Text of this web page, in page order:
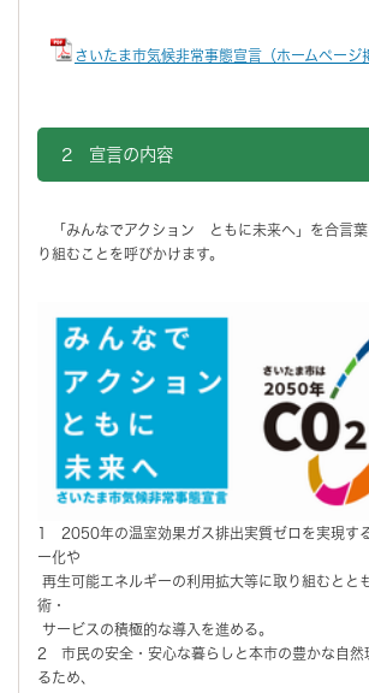
さいたま市気候非常事態宣言（ホームペー
2 宣言の内容
「みんなでアクション ともに未来へ」を合言葉
り組むことを呼びかけます。
1 2050年の温室効果ガス排出実質ゼロを実現す
ー化や
再生可能エネルギーの利用拡大等に取り組むとと
術・
サービスの積極的な導入を進める。
2 市民の安全・安心な暮らしと本市の豊かな自然
るため、